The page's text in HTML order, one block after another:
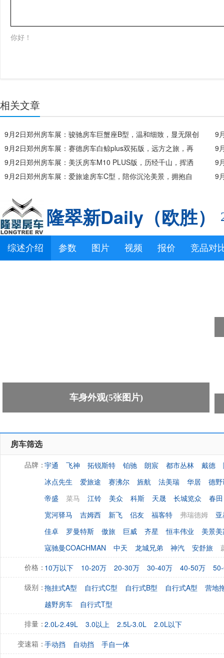
你好！
相关文章
9月2日郑州房车展：骏驰房车巨蟹座B型，温和细致，显无限创
造力！
9
风
9月2日郑州房车展：赛德房车白鲸plus双拓版，远方之旅，再
次出发！
9
海
9月2日郑州房车展：美沃房车M10 PLUS版，历经千山，挥洒
从容!
9
刻
9月2日郑州房车展：爱旅途房车C型，陪你沉沦美景，拥抱自
9
隆翠新Daily（欧胜）
综述介绍 参数 图片 视频 报价 竞品对
车身外观(5张图片)
房车筛选
品牌：宇通 飞神 拓锐斯特 铂驰 朗宸 都市丛林 戴德
冰点先生
爱旅途 赛沸尔 旌航 法美瑞 华居
德
帝盛
菜马 江铃 美众 科斯 天晟 长城览众
春田
宽河驿马
吉姆西 新飞 侣友 福客特 弗瑞德姆
佳卓
罗曼特斯 傲旅 巨威 齐星 恒丰伟业
美景
寇驰曼COACHMAN
中天 龙城兄弟 神汽 安舒旅
价格：10万以下 10-20万 20-30万 30-40万 40-50万
级别：拖挂式A型 自行式C型 自行式B型 自行式A型
营地
越野房车
自行式T型
排量：2.0L-2.49L 3.0以上 2.5L-3.0L 2.0L以下
变速箱：手动挡 自动挡 手自一体